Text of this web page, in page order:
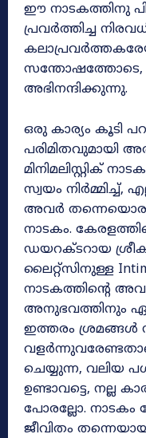
ഈ നാടകത്തിനു
പ്രവർത്തിച്ച
അഭിനന്ദിക്കുന്നു.
ഒരു കാര്യം കൂടി
പരിമിതവുമായി
മിനിമലിസ്റ്റിക്
സ്വയം നിർമ്മിച്ച്,
അവർ
നാടകം.
ഡയറക്ടറായ
ലൈറ്റ്സിനുള്ള
നാടകത്തിൻ്റെ
അനുഭവത്തിനും
ഇത്തരം ശ്രമങ്ങൾ
ചെയ്യുന്ന, വലിയ
ഉണ്ടാവട്ടെ, നല്ല
പോരല്ലോ. നാടകം
ജീവിതം